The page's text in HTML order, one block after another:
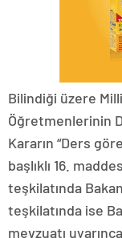
Bilindiği üzere
Öğretmenlerinin
Kararın “Ders
başlıklı 16.
teşkilatında
teşkilatında ise
mevzuatı